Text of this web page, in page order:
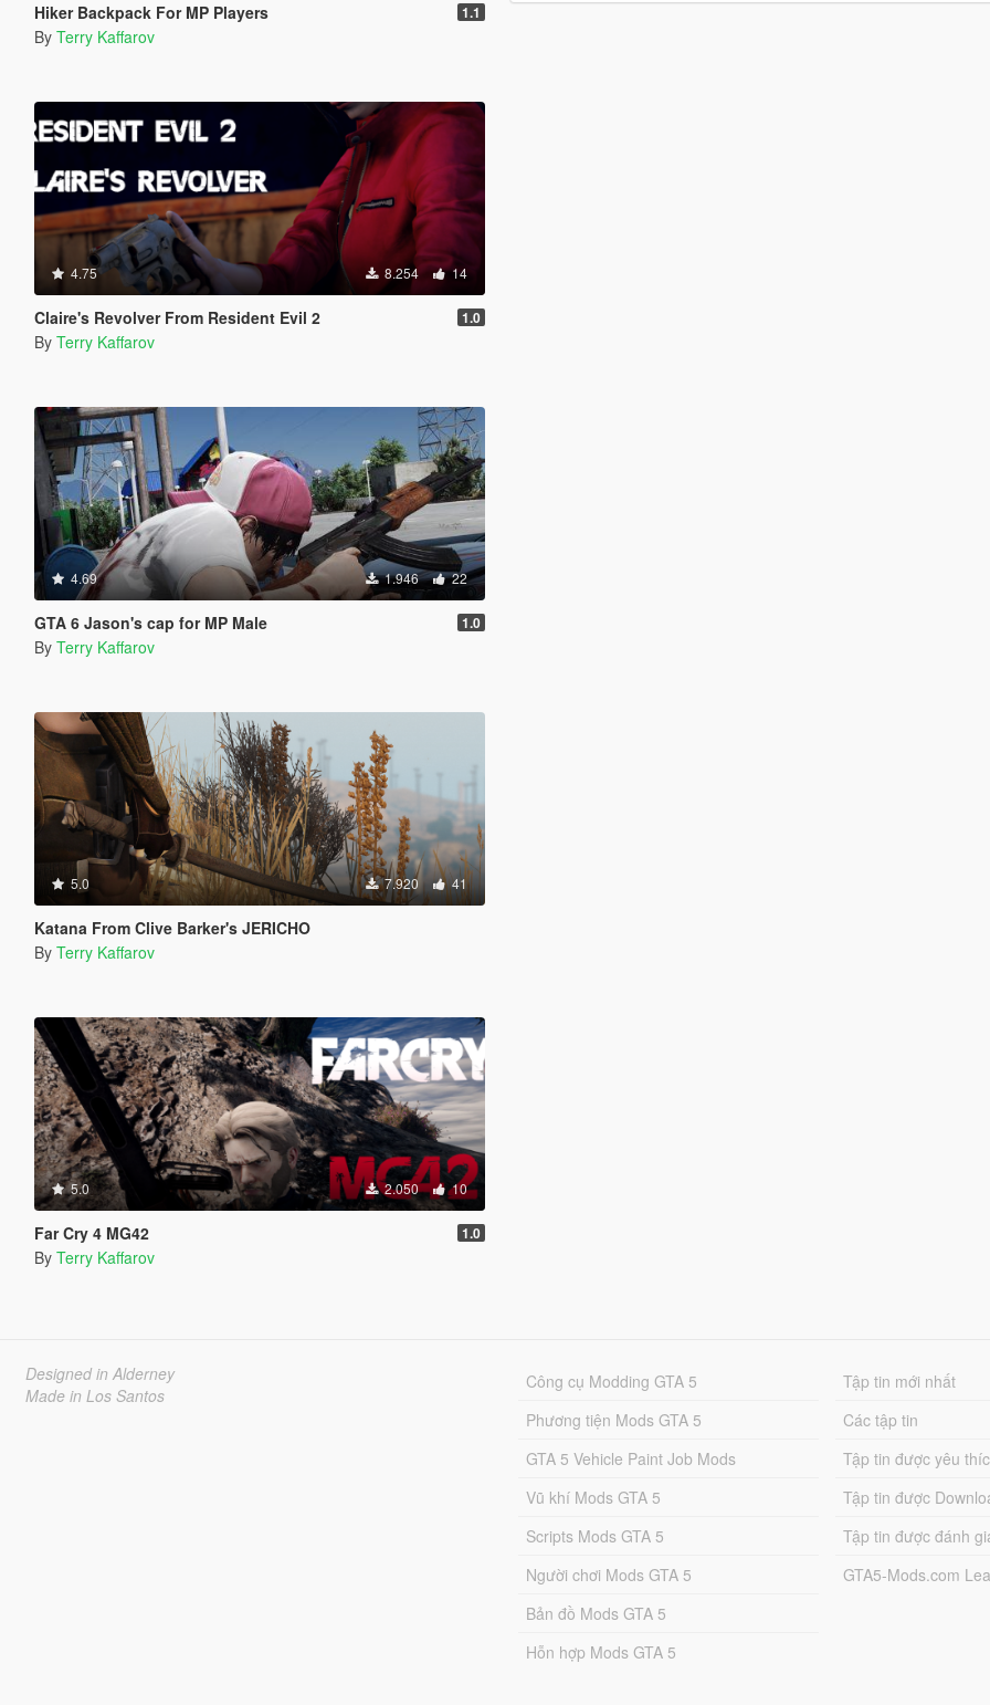
Hiker Backpack For MP Players 1.1
By Terry Kaffarov
4.75 8.254 14
Claire's Revolver From Resident Evil 2 1.0
By Terry Kaffarov
4.69 1.946 22
GTA 6 Jason's cap for MP Male 1.0
By Terry Kaffarov
5.0 7.920 41
Katana From Clive Barker's JERICHO
By Terry Kaffarov
5.0 2.050 10
Far Cry 4 MG42 1.0
By Terry Kaffarov
Designed in Alderney
Made in Los Santos
Công cụ Modding GTA 5
Phương tiện Mods GTA 5
GTA 5 Vehicle Paint Job Mods
Vũ khí Mods GTA 5
Scripts Mods GTA 5
Người chơi Mods GTA 5
Bản đồ Mods GTA 5
Hỗn hợp Mods GTA 5
Tập tin mới nhất
Các tập tin
Tập tin được yêu
Tập tin được
Tập tin được đánh
GTA5-Mods.com